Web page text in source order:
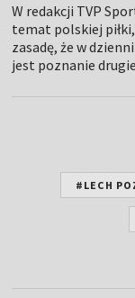
W redakcji TVP
temat polskiej
zasadę, że w
jest poznanie
#LECH